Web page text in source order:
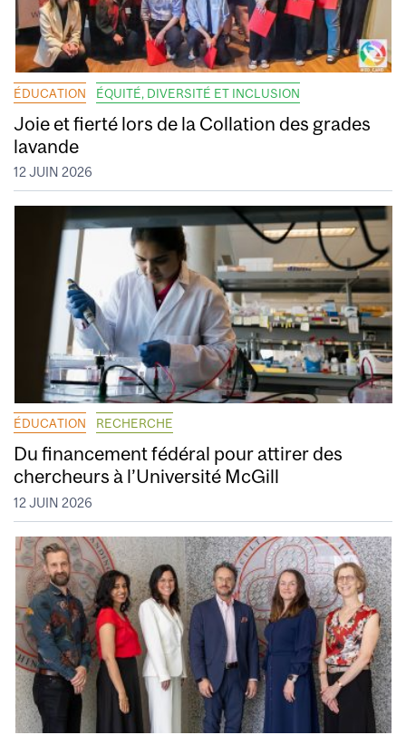
ÉDUCATION ÉQUITÉ, DIVERSITÉ ET INCLUSION
Joie et fierté lors de la Collation des grades
lavande
12 JUIN 2026
ÉDUCATION RECHERCHE
Du financement fédéral pour attirer des
chercheurs à l’Université McGill
12 JUIN 2026